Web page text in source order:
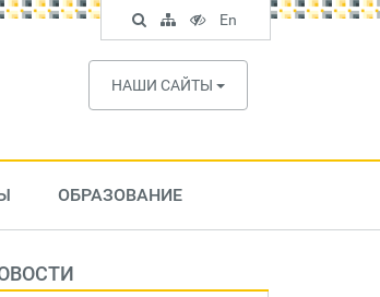
НАШИ САЙТЫ
ОБРАЗОВАНИЕ
Поиск
по
сайту
Карта
сайта
Версия
для
слабовидящих
En
English